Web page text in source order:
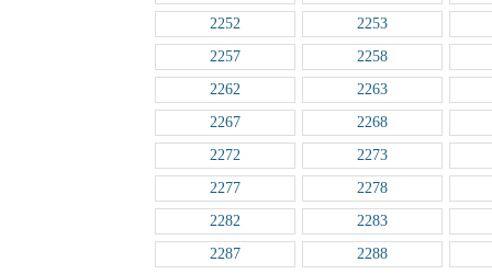
2252
2253
2257
2258
2262
2263
2267
2268
2272
2273
2277
2278
2282
2283
2287
2288